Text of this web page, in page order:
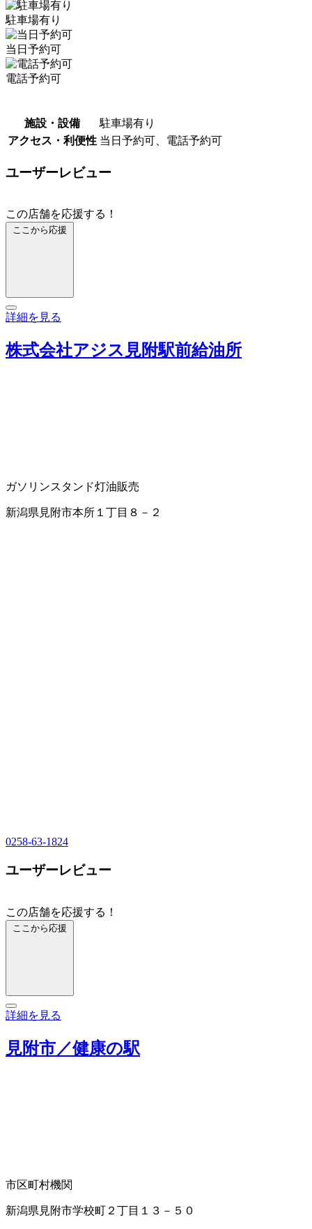
駐車場有り
当日予約可
電話予約可
施設・設備
駐車場有り
アクセス・利便性 当日予約可、電話予約可
ユーザーレビュー
この店舗を応援する！
ここから応援
詳細を見る
株式会社アジス見附駅前給油所
ガソリンスタンド灯油販売
新潟県見附市本所１丁目８－２
0258-63-1824
ユーザーレビュー
この店舗を応援する！
ここから応援
詳細を見る
見附市／健康の駅
市区町村機関
新潟県見附市学校町２丁目１３－５０